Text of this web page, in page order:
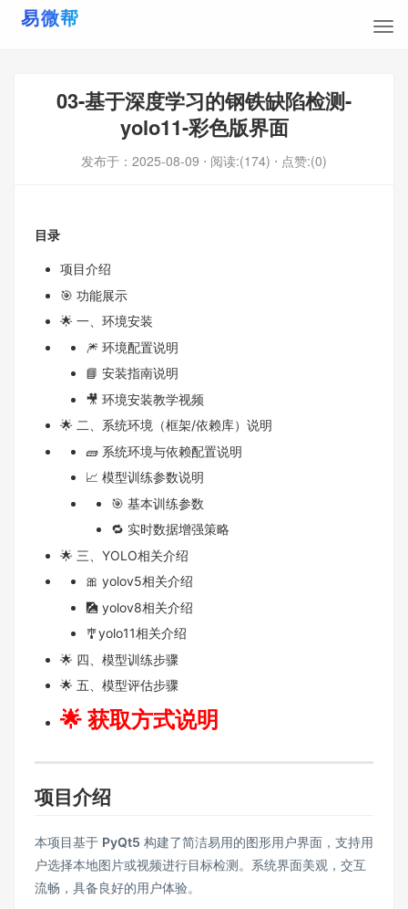
03-基于深度学习的钢铁缺陷检测-
yolo11-彩色版界面
发布于： 2025-08-09 ⋅ 阅读:(174) ⋅ 点赞:(0)
目录
项目介绍
🎯 功能展示
🌟 一、环境安装
🎆 环境配置说明
📘 安装指南说明
🎥 环境安装教学视频
🌟 二、系统环境（框架/依赖库）说明
🧱 系统环境与依赖配置说明
📈 模型训练参数说明
🎯 基本训练参数
🔁 实时数据增强策略
🌟 三、YOLO相关介绍
🎀 yolov5相关介绍
🎑 yolov8相关介绍
🎐yolo11相关介绍
🌟 四、模型训练步骤
🌟 五、模型评估步骤
🌟 获取方式说明
项目介绍
本项目基于 PyQt5 构建了简洁易用的图形用户界面，支持用
户选择本地图片或视频进行目标检测。系统界面美观，交互
流畅，具备良好的用户体验。